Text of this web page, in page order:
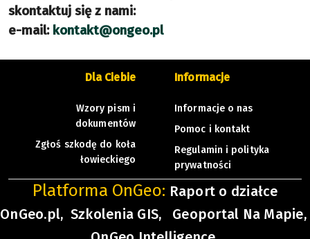
skontaktuj się z nami:
e-mail: kontakt@ongeo.pl
Dla Ciebie
Wzory pism i
dokumentów
Zgłoś szkodę do koła
łowieckiego
Informacje
Informacje o nas
Pomoc i kontakt
Regulamin i polityka
prywatności
Platforma OnGeo: Raport o działce
OnGeo.pl, Szkolenia GIS,
Geoportal Na Mapie,